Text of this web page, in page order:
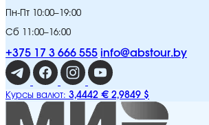
Пн-Пт 10:00–19:00
Сб 11:00–16:00
+375 17 3 666 555 info@abstour.by
Курсы валют: 3,4442 € 2,9849 $